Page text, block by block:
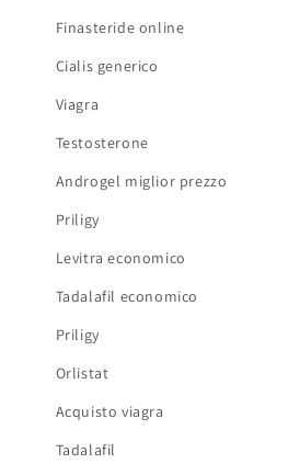
Finasteride online
Cialis generico
Viagra
Testosterone
Androgel miglior prezzo
Priligy
Levitra economico
Tadalafil economico
Priligy
Orlistat
Acquisto viagra
Tadalafil